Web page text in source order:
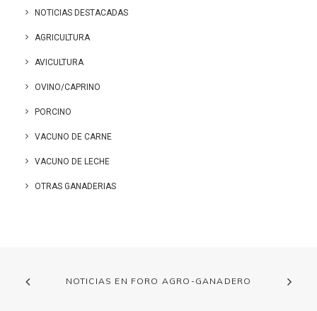
NOTICIAS DESTACADAS
AGRICULTURA
AVICULTURA
OVINO/CAPRINO
PORCINO
VACUNO DE CARNE
VACUNO DE LECHE
OTRAS GANADERIAS
NOTICIAS EN FORO AGRO-GANADERO